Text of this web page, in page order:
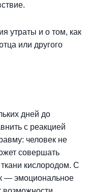
утраты и о том, как
или другого
дней до
с реакцией
человек не
совершать
кислородом. С
— эмоциональное